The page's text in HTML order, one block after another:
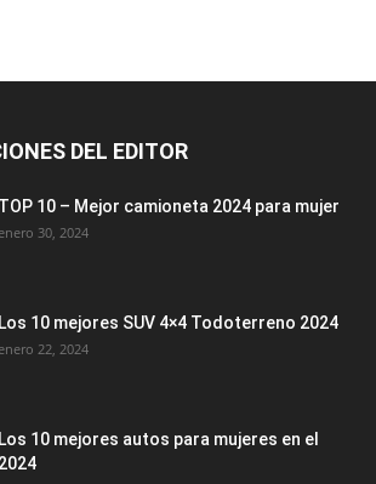
DEL EDITOR
TOP 10 – Mejor camioneta 2024 para mujer
30, 2024
Los 10 mejores SUV 4×4 Todoterreno 2024
22, 2024
Los 10 mejores autos para mujeres en el
2024